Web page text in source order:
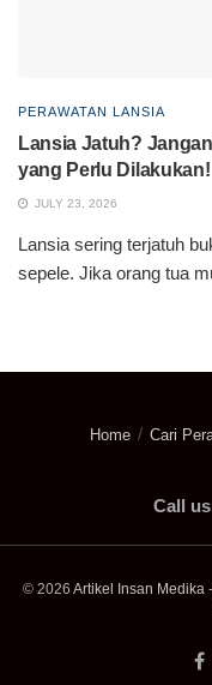
PERAWATAN LANSIA
Lansia Jatuh?
yang Perlu Dilakukan!
JULY 23, 2026
Lansia sering terjatuh
sepele. Jika orang tua
Home Cari
Call
© 2026 Artikel Insan Medika-